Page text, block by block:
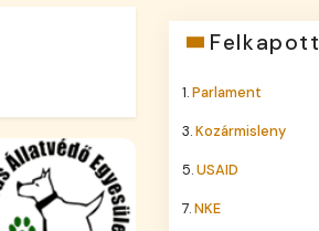
Felkapott
1.Parlament
3.Kozármisleny
5.USAID
7.NKE